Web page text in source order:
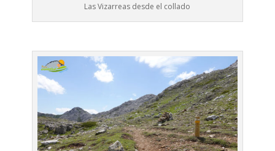
Las Vizarreas desde el collado